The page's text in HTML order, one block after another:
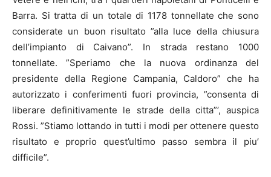
Barra. Si tratta di un totale di 1178 tonnellate che sono
considerate un buon risultato ”alla luce della chiusura
dell’impianto di Caivano”. In strada restano 1000
tonnellate. ”Speriamo che la nuova ordinanza del
presidente della Regione Campania, Caldoro” che ha
autorizzato i conferimenti fuori provincia, ”consenta di
liberare definitivamente le strade della citta”’, auspica
Rossi. ”Stiamo lottando in tutti i modi per ottenere questo
risultato e proprio quest’ultimo passo sembra il piu’
difficile”.